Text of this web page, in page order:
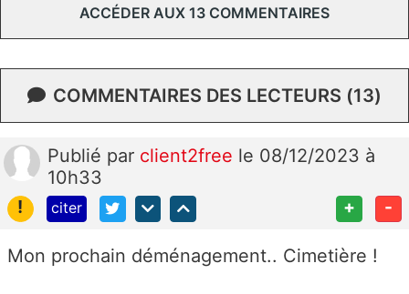
ACCÉDER AUX 13 COMMENTAIRES
COMMENTAIRES DES LECTEURS (13)
Publié par client2free le 08/12/2023 à
10h33
!
citer + -
Mon prochain déménagement.. Cimetière !